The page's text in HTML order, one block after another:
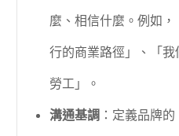
麼、相信什麼。例如
行的商業路徑」、「
勞工」。
溝通基調 ：定義品牌